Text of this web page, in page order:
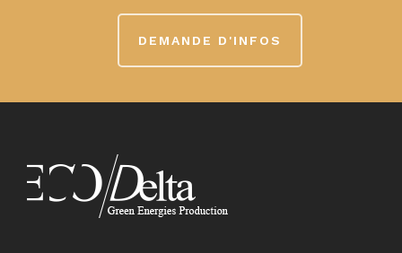
DEMANDE D'INFOS